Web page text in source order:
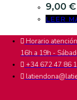
9,00 €
LEER
Horario
16h a 19h -
+34 672 47 86